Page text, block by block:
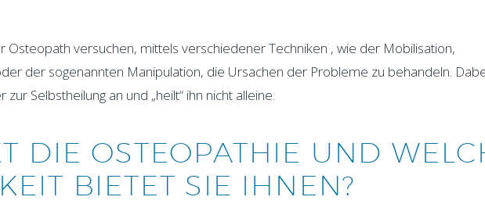
Osteopath versuchen, mittels verschiedener Techniken , wie der Mobilisation,
der sogenannten Manipulation, die Ursachen der Probleme zu behandeln.
Selbstheilung an und „heilt“ ihn nicht alleine.
DIE OSTEOPATHIE UND
BIETET SIE IHNEN?